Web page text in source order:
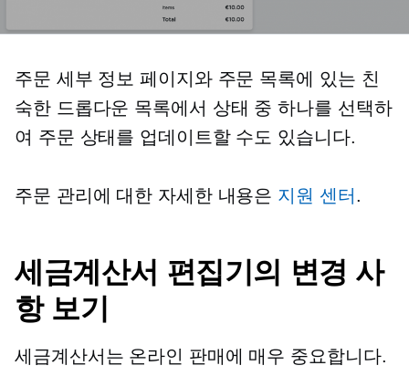
주문 세부 정보 페이지와 주문 목록에 있는 친
숙한 드롭다운 목록에서 상태 중 하나를 선택하
여 주문 상태를 업데이트할 수도 있습니다.
주문 관리에 대한 자세한 내용은 지원 센터 .
세금계산서 편집기의 변경 사
항 보기
세금계산서는 온라인 판매에 매우 중요합니다.